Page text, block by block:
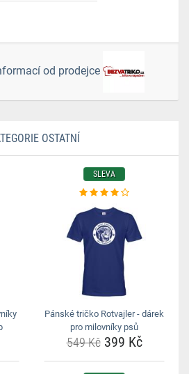
od prodejce
OSTATNÍ
SLEVA
Pánské tričko Rotvajler - dárek
pro milovníky psů
549 Kč399 Kč